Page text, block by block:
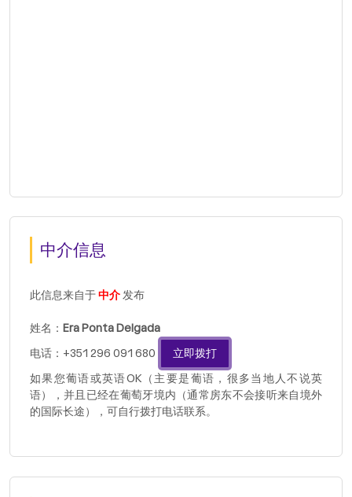
中介信息
此信息来自于中介发布
姓名： Era Ponta Delgada
电话：+351 296 091 680
立即拨打
如果您葡语或英语OK（主要是葡语，很多当地人不说英
语），并且已经在葡萄牙境内（通常房东不会接听来自境外
的国际长途），可自行拨打电话联系。